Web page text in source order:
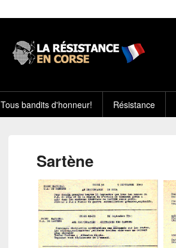
Tous bandits d'honneur! Résistance
Sartène